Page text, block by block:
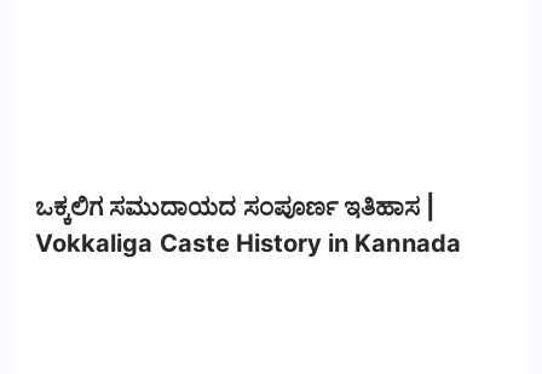
ಒಕ್ಕಲಿಗ ಸಮುದಾಯದ ಸಂಪೂರ್ಣ ಇತಿಹಾಸ |
Vokkaliga Caste History in Kannada